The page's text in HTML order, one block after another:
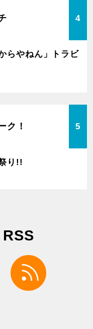
4
らやねん」トラビ
ク！ 5
り!!
facebook